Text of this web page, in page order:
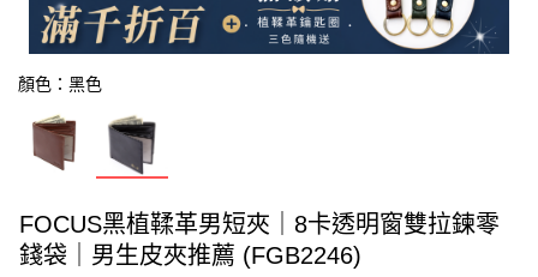
顏色：黑色
FOCUS黑植鞣革男短夾｜8卡透明窗雙拉鍊零
錢袋｜男生皮夾推薦 (FGB2246)